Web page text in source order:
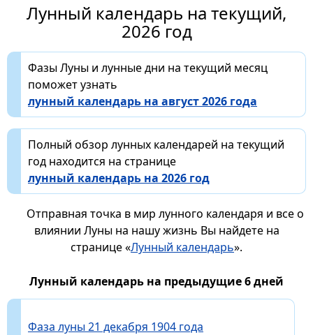
Лунный календарь на текущий,
2026 год
Фазы Луны и лунные дни на текущий месяц
поможет узнать
лунный календарь на август 2026 года
Полный обзор лунных календарей на текущий
год находится на странице
лунный календарь на 2026 год
Отправная точка в мир лунного календаря и все о
влиянии Луны на нашу жизнь Вы найдете на
странице «Лунный календарь».
Лунный календарь на предыдущие 6 дней
Фаза луны 21 декабря 1904 года